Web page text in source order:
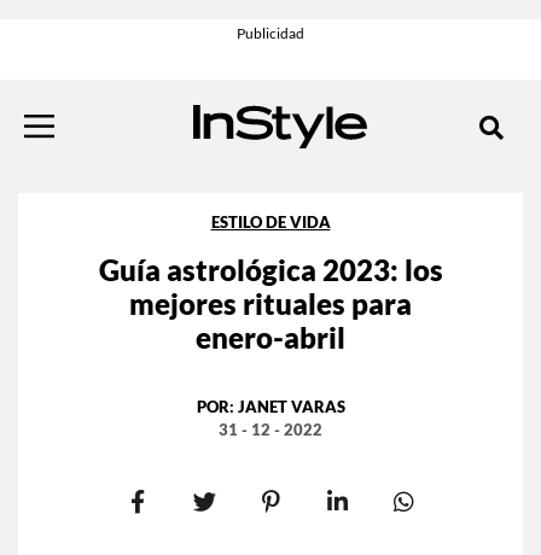
ESTILO DE VIDA
Guía astrológica 2023: los
mejores rituales para
enero-abril
POR: JANET VARAS
31 - 12 - 2022